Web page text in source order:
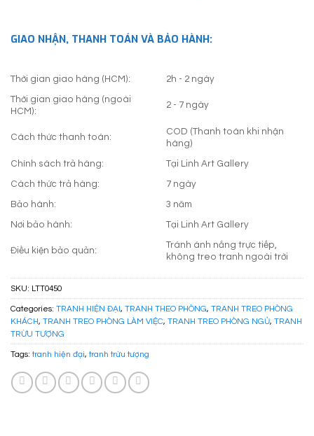
khi có sự thống nhất từ Khách Hàng.
nên tranh thực tế giao đến tay khách hàng có thể khác ít nhiều.
Rất mong khách hàng thông cảm.
GIAO NHẬN, THANH TOÁN VÀ BẢO HÀNH:
Thời gian giao hàng (HCM): 2h - 2 ngày
Thời gian giao hàng (ngoài
HCM):
2 - 7 ngày
Cách thức thanh toán:
COD (Thanh toán khi nhận
hàng)
Chính sách trả hàng: Tại Linh Art Gallery
Cách thức trả hàng: 7 ngày
Bảo hành: 3 năm
Nơi bảo hành: Tại Linh Art Gallery
Điều kiện bảo quản:
Tránh ánh nắng trực tiếp,
không treo tranh ngoài trời
SKU: LTT0450
Categories: TRANH HIỆN ĐẠI, TRANH THEO PHÒNG, TRANH TREO PHÒNG
KHÁCH, TRANH TREO PHÒNG LÀM VIỆC, TRANH TREO PHÒNG NGỦ, TRANH
TRỪU TƯỢNG
Tags:tranh hiện đại,tranh trừu tượng